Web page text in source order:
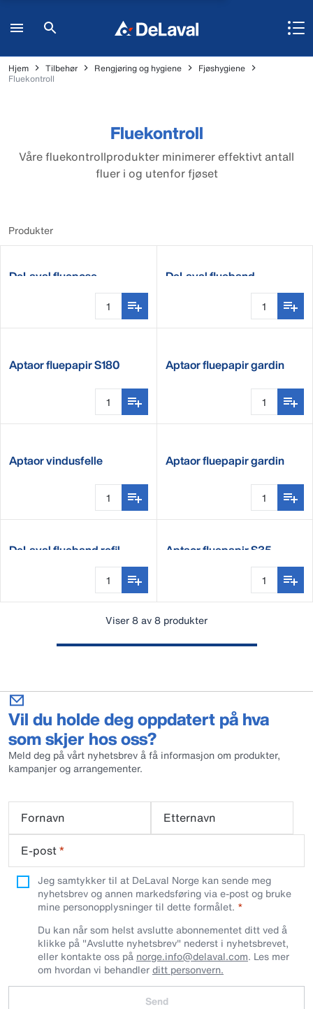
Hjem Tilbehør Rengjøring og hygiene
Fjøshygiene
Fluekontroll
Fluekontroll
Våre fluekontrollprodukter minimerer effektivt antall
fluer i og utenfor fjøset
Produkter
DeLaval fluepose DeLaval flueband
Aptaor fluepapir S180 Aptaor fluepapir gardin
Aptaor vindusfelle Aptaor fluepapir gardin
DeLaval flueband refil Aptaor fluepapir S35
Viser 8 av 8 produkter
Vil du holde deg oppdatert på hva
som skjer hos oss?
Meld deg på vårt nyhetsbrev å få informasjon om produkter,
kampanjer og arrangementer.
Fornavn
Etternavn
E-post*
Jeg samtykker til at DeLaval Norge kan sende meg
nyhetsbrev og annen markedsføring via e-post og bruke
mine personopplysninger til dette formålet.
Du kan når som helst avslutte abonnementet ditt ved å
klikke på "Avslutte nyhetsbrev" nederst i nyhetsbrevet,
eller kontakte oss på norge.info@delaval.com. Les mer
om hvordan vi behandlerditt personvern.
Send